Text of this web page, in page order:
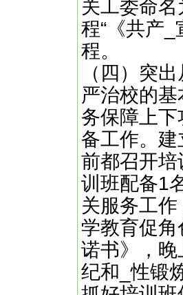
关工委命
程“《共产
程。
（四）突
严治校的基
务保障上
备工作。
前都召开
训班配备1
关服务工
学教育促
诺书》，
纪和_性锻